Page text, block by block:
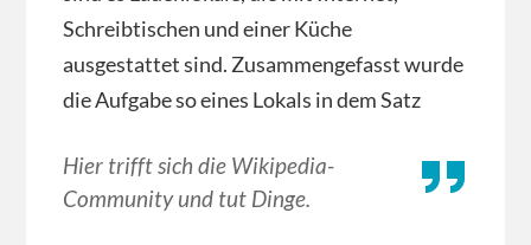
Schreibtischen und einer Küche
ausgestattet sind. Zusammengefasst wurde
die Aufgabe so eines Lokals in dem Satz
Hier trifft sich die Wikipedia-
Community und tut Dinge.